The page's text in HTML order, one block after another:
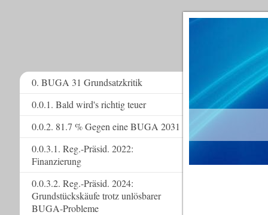
0. BUGA 31 Grundsatzkritik
0.0.1. Bald wird's richtig teuer
0.0.2. 81.7 % Gegen eine BUGA 2031
0.0.3.1. Reg.-Präsid. 2022:
Finanzierung
0.0.3.2. Reg.-Präsid. 2024:
Grundstückskäufe trotz unlösbarer
BUGA-Probleme